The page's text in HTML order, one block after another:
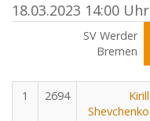
18.03.2023 14:00 Uhr
SV Werder
Bremen
1 2694
Kirill
Shevchenko